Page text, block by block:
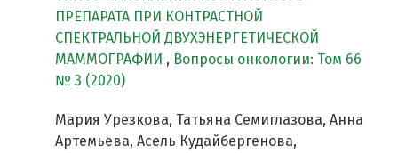
ПРЕПАРАТА ПРИ КОНТРАСТНОЙ
СПЕКТРАЛЬНОЙ ДВУХЭНЕРГЕТИЧЕСКОЙ
МАММОГРАФИИ , Вопросы онкологии: Том 66
№ 3 (2020)
Мария Урезкова, Татьяна Семиглазова, Анна
Артемьева, Асель Кудайбергенова,